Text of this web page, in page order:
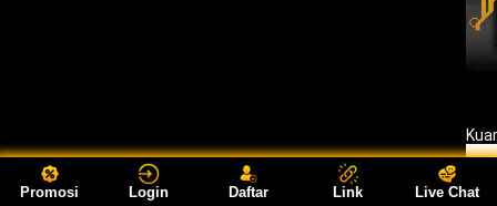
Promosi Login Daftar Link Live Chat